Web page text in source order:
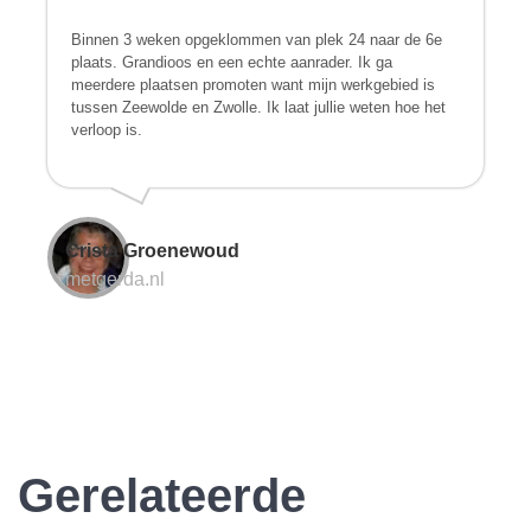
Binnen 3 weken opgeklommen van plek 24 naar de 6e
plaats. Grandioos en een echte aanrader. Ik ga
meerdere plaatsen promoten want mijn werkgebied is
tussen Zeewolde en Zwolle. Ik laat jullie weten hoe het
verloop is.
Crista Groenewoud
metgerda.nl
Gerelateerde